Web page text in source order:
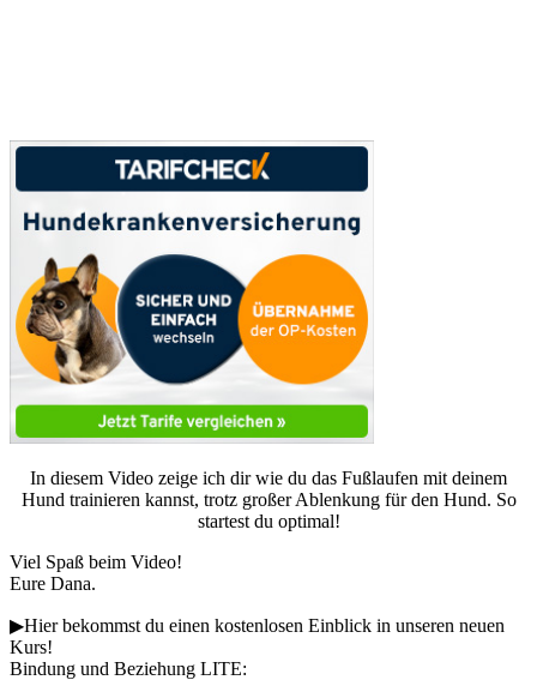
In diesem Video zeige ich dir wie du das Fußlaufen mit deinem
Hund trainieren kannst, trotz großer Ablenkung für den Hund. So
startest du optimal!
Viel Spaß beim Video!
Eure Dana.
▶︎Hier bekommst du einen kostenlosen Einblick in unseren neuen
Kurs!
Bindung und Beziehung LITE: